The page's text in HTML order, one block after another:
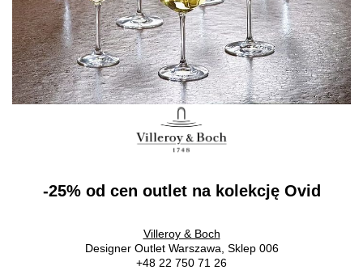
-25% od cen outlet na kolekcję Ovid
Villeroy & Boch
Designer Outlet Warszawa, Sklep 006
+48 22 750 71 26